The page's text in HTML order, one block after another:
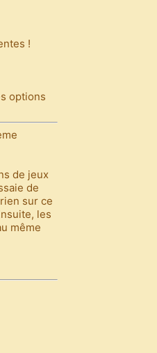
!
options
de jeux
de
sur ce
les
même